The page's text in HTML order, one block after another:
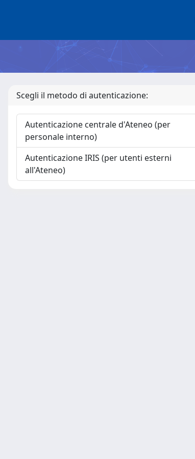
Scegli il metodo di autenticazione:
Autenticazione centrale d'Ateneo (per
personale interno)
Autenticazione IRIS (per utenti esterni
all'Ateneo)